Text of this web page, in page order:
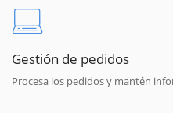
Gestión de pedidos
Procesa los pedidos y mantén